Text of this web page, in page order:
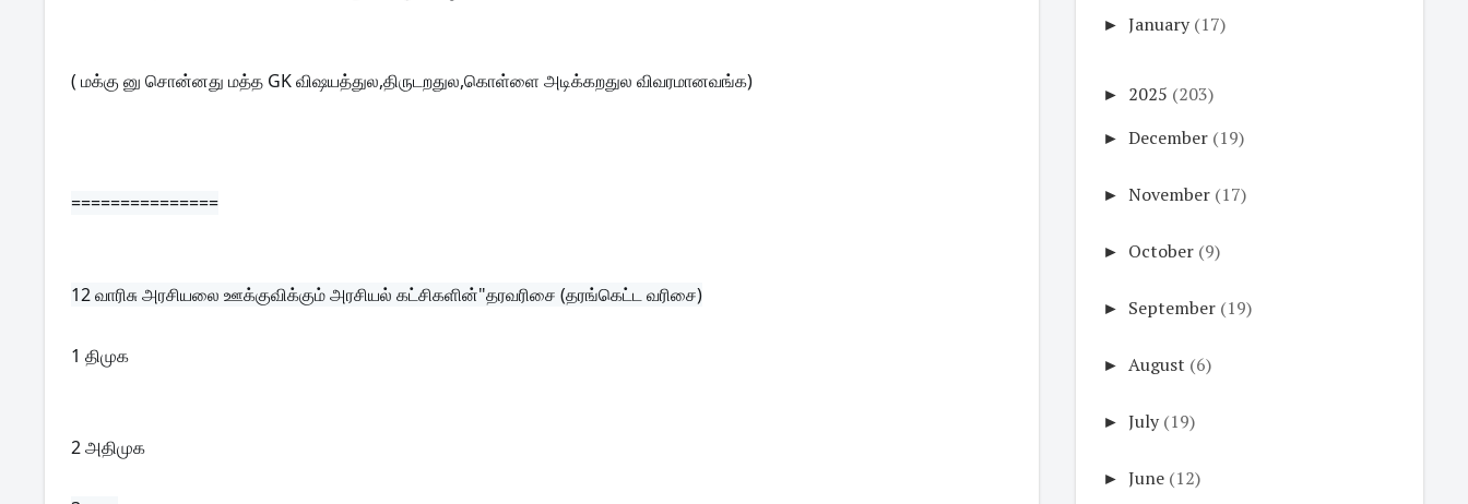
( மக்கு னு சொன்னது மத்த GK விஷயத்துல,திருடறதுல,கொள்ளை அடிக்கறதுல விவரமானவங்க)
===============
12 வாரிசு அரசியலை ஊக்குவிக்கும் அரசியல் கட்சிகளின்"தரவரிசை (தரங்கெட்ட வரிசை)
1 திமுக
2 அதிமுக
► January (17)
► 2025 (203)
► December (19)
► November (17)
► October (9)
► September (19)
► August (6)
► July (19)
► June (12)